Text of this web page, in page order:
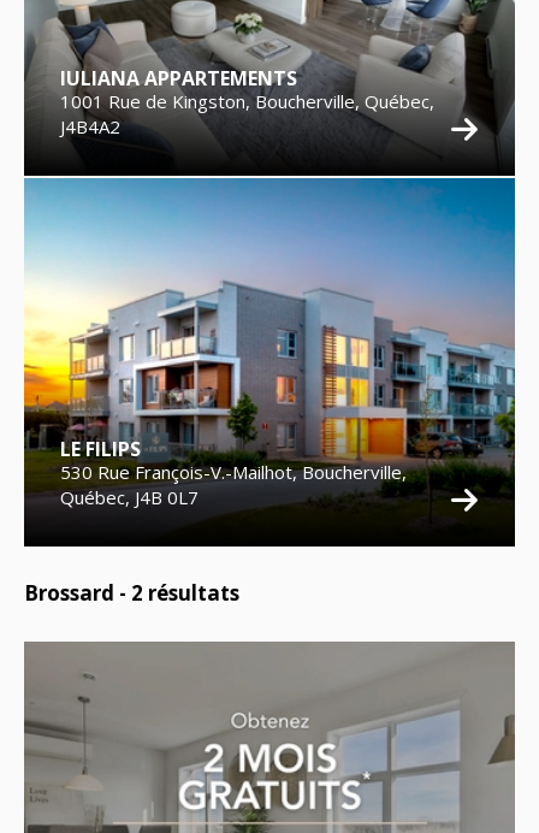
IULIANA APPARTEMENTS
1001 Rue de Kingston, Boucherville, Québec,
J4B4A2
LE FILIPS
530 Rue François-V.-Mailhot, Boucherville,
Québec, J4B 0L7
Brossard - 2 résultats